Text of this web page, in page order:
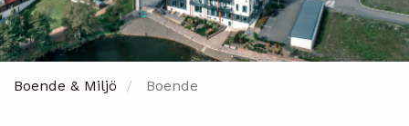
Boende & Miljö Boende